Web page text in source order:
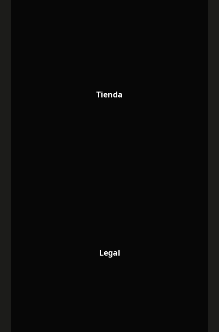
Tienda
Legal